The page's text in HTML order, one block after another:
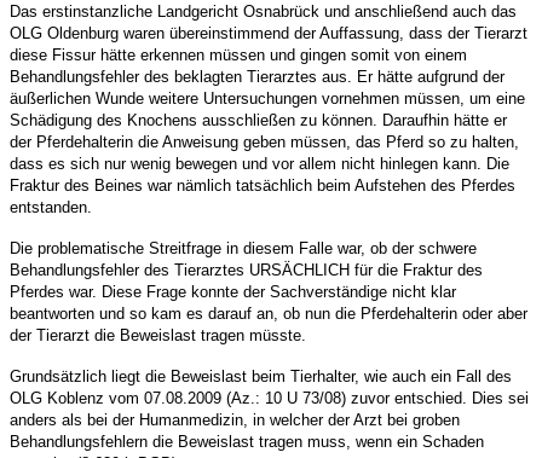
Das erstinstanzliche Landgericht Osnabrück und anschließend auch das
OLG Oldenburg waren übereinstimmend der Auffassung, dass der Tierarzt
diese Fissur hätte erkennen müssen und gingen somit von einem
Behandlungsfehler des beklagten Tierarztes aus. Er hätte aufgrund der
äußerlichen Wunde weitere Untersuchungen vornehmen müssen, um eine
Schädigung des Knochens ausschließen zu können. Daraufhin hätte er
der Pferdehalterin die Anweisung geben müssen, das Pferd so zu halten,
dass es sich nur wenig bewegen und vor allem nicht hinlegen kann. Die
Fraktur des Beines war nämlich tatsächlich beim Aufstehen des Pferdes
entstanden.
Die problematische Streitfrage in diesem Falle war, ob der schwere
Behandlungsfehler des Tierarztes URSÄCHLICH für die Fraktur des
Pferdes war. Diese Frage konnte der Sachverständige nicht klar
beantworten und so kam es darauf an, ob nun die Pferdehalterin oder aber
der Tierarzt die Beweislast tragen müsste.
Grundsätzlich liegt die Beweislast beim Tierhalter, wie auch ein Fall des
OLG Koblenz vom 07.08.2009 (Az.: 10 U 73/08) zuvor entschied. Dies sei
anders als bei der Humanmedizin, in welcher der Arzt bei groben
Behandlungsfehlern die Beweislast tragen muss, wenn ein Schaden